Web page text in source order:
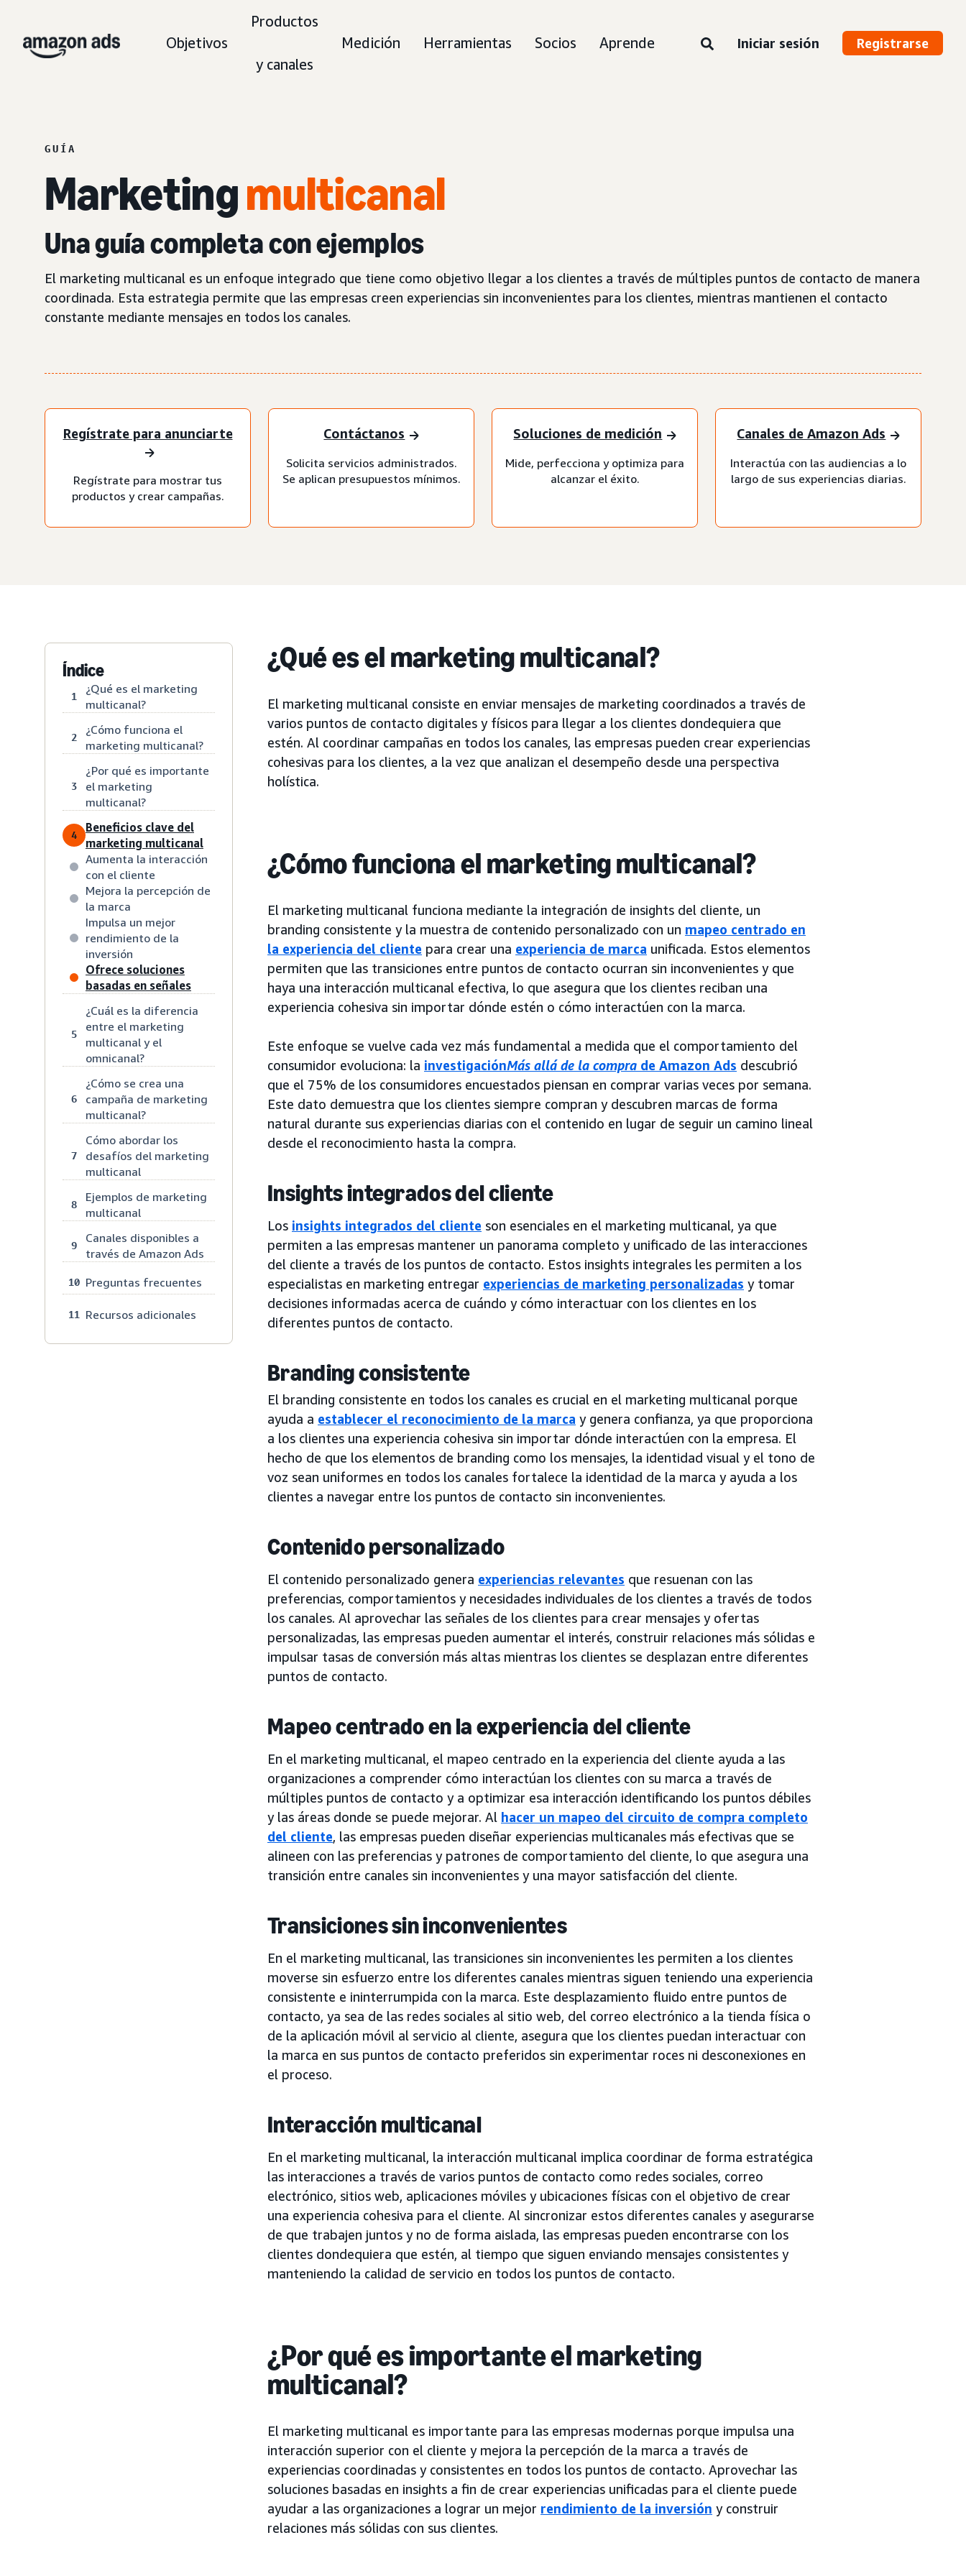
Objetivos
Productos
y canales
Medición Herramientas Socios Aprende Iniciar sesión Registrarse
GUÍA
Marketingmulticanal
Una guía completa con ejemplos
El marketing multicanal es un enfoque integrado que tiene como objetivo llegar a los clientes a través de múltiples puntos de contacto de manera
coordinada. Esta estrategia permite que las empresas creen experiencias sin inconvenientes para los clientes, mientras mantienen el contacto
constante mediante mensajes en todos los canales.
Regístrate para anunciarte
Regístrate para mostrar tus
productos y crear campañas.
Contáctanos
Solicita servicios administrados.
Se aplican presupuestos mínimos.
Soluciones de medición
Mide, perfecciona y optimiza para
alcanzar el éxito.
Canales de Amazon Ads
Interactúa con las audiencias a lo
largo de sus experiencias diarias.
Índice
1
¿Qué es el marketing
multicanal?
2
¿Cómo funciona el
marketing multicanal?
3
¿Por qué es importante
el marketing
multicanal?
4
Beneficios clave del
marketing multicanal
Aumenta la interacción
con el cliente
Mejora la percepción de
la marca
Impulsa un mejor
rendimiento de la
inversión
Ofrece soluciones
basadas en señales
5
¿Cuál es la diferencia
entre el marketing
multicanal y el
omnicanal?
6
¿Cómo se crea una
campaña de marketing
multicanal?
7
Cómo abordar los
desafíos del marketing
multicanal
8
Ejemplos de marketing
multicanal
9
Canales disponibles a
través de Amazon Ads
10 Preguntas frecuentes
11 Recursos adicionales
¿Qué es el marketing multicanal?
El marketing multicanal consiste en enviar mensajes de marketing coordinados a través de
varios puntos de contacto digitales y físicos para llegar a los clientes dondequiera que
estén. Al coordinar campañas en todos los canales, las empresas pueden crear experiencias
cohesivas para los clientes, a la vez que analizan el desempeño desde una perspectiva
holística.
¿Cómo funciona el marketing multicanal?
El marketing multicanal funciona mediante la integración de insights del cliente, un
branding consistente y la muestra de contenido personalizado con un mapeo centrado en
la experiencia del cliente para crear una experiencia de marca unificada. Estos elementos
permiten que las transiciones entre puntos de contacto ocurran sin inconvenientes y que
haya una interacción multicanal efectiva, lo que asegura que los clientes reciban una
experiencia cohesiva sin importar dónde estén o cómo interactúen con la marca.
Este enfoque se vuelve cada vez más fundamental a medida que el comportamiento del
consumidor evoluciona: la investigaciónMás allá de la compra de Amazon Ads descubrió
que el 75% de los consumidores encuestados piensan en comprar varias veces por semana.
Este dato demuestra que los clientes siempre compran y descubren marcas de forma
natural durante sus experiencias diarias con el contenido en lugar de seguir un camino lineal
desde el reconocimiento hasta la compra.
Insights integrados del cliente
Los insights integrados del cliente son esenciales en el marketing multicanal, ya que
permiten a las empresas mantener un panorama completo y unificado de las interacciones
del cliente a través de los puntos de contacto. Estos insights integrales les permiten a los
especialistas en marketing entregar experiencias de marketing personalizadas y tomar
decisiones informadas acerca de cuándo y cómo interactuar con los clientes en los
diferentes puntos de contacto.
Branding consistente
El branding consistente en todos los canales es crucial en el marketing multicanal porque
ayuda a establecer el reconocimiento de la marca y genera confianza, ya que proporciona
a los clientes una experiencia cohesiva sin importar dónde interactúen con la empresa. El
hecho de que los elementos de branding como los mensajes, la identidad visual y el tono de
voz sean uniformes en todos los canales fortalece la identidad de la marca y ayuda a los
clientes a navegar entre los puntos de contacto sin inconvenientes.
Contenido personalizado
El contenido personalizado genera experiencias relevantes que resuenan con las
preferencias, comportamientos y necesidades individuales de los clientes a través de todos
los canales. Al aprovechar las señales de los clientes para crear mensajes y ofertas
personalizadas, las empresas pueden aumentar el interés, construir relaciones más sólidas e
impulsar tasas de conversión más altas mientras los clientes se desplazan entre diferentes
puntos de contacto.
Mapeo centrado en la experiencia del cliente
En el marketing multicanal, el mapeo centrado en la experiencia del cliente ayuda a las
organizaciones a comprender cómo interactúan los clientes con su marca a través de
múltiples puntos de contacto y a optimizar esa interacción identificando los puntos débiles
y las áreas donde se puede mejorar. Al hacer un mapeo del circuito de compra completo
del cliente, las empresas pueden diseñar experiencias multicanales más efectivas que se
alineen con las preferencias y patrones de comportamiento del cliente, lo que asegura una
transición entre canales sin inconvenientes y una mayor satisfacción del cliente.
Transiciones sin inconvenientes
En el marketing multicanal, las transiciones sin inconvenientes les permiten a los clientes
moverse sin esfuerzo entre los diferentes canales mientras siguen teniendo una experiencia
consistente e ininterrumpida con la marca. Este desplazamiento fluido entre puntos de
contacto, ya sea de las redes sociales al sitio web, del correo electrónico a la tienda física o
de la aplicación móvil al servicio al cliente, asegura que los clientes puedan interactuar con
la marca en sus puntos de contacto preferidos sin experimentar roces ni desconexiones en
el proceso.
Interacción multicanal
En el marketing multicanal, la interacción multicanal implica coordinar de forma estratégica
las interacciones a través de varios puntos de contacto como redes sociales, correo
electrónico, sitios web, aplicaciones móviles y ubicaciones físicas con el objetivo de crear
una experiencia cohesiva para el cliente. Al sincronizar estos diferentes canales y asegurarse
de que trabajen juntos y no de forma aislada, las empresas pueden encontrarse con los
clientes dondequiera que estén, al tiempo que siguen enviando mensajes consistentes y
manteniendo la calidad de servicio en todos los puntos de contacto.
¿Por qué es importante el marketing
multicanal?
El marketing multicanal es importante para las empresas modernas porque impulsa una
interacción superior con el cliente y mejora la percepción de la marca a través de
experiencias coordinadas y consistentes en todos los puntos de contacto. Aprovechar las
soluciones basadas en insights a fin de crear experiencias unificadas para el cliente puede
ayudar a las organizaciones a lograr un mejor rendimiento de la inversión y construir
relaciones más sólidas con sus clientes.